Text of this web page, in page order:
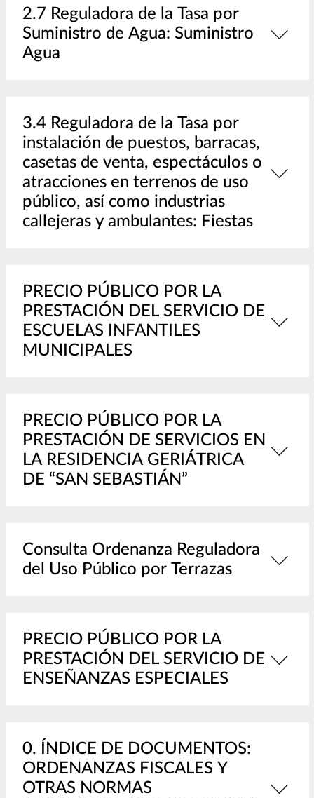
2.7 Reguladora de la Tasa por
Suministro de Agua: Suministro
Agua
3.4 Reguladora de la Tasa por
instalación de puestos, barracas,
casetas de venta, espectáculos o
atracciones en terrenos de uso
público, así como industrias
callejeras y ambulantes: Fiestas
PRECIO PÚBLICO POR LA
PRESTACIÓN DEL SERVICIO DE
ESCUELAS INFANTILES
MUNICIPALES
PRECIO PÚBLICO POR LA
PRESTACIÓN DE SERVICIOS EN
LA RESIDENCIA GERIÁTRICA
DE “SAN SEBASTIÁN”
Consulta Ordenanza Reguladora
del Uso Público por Terrazas
PRECIO PÚBLICO POR LA
PRESTACIÓN DEL SERVICIO DE
ENSEÑANZAS ESPECIALES
0. ÍNDICE DE DOCUMENTOS:
ORDENANZAS FISCALES Y
OTRAS NORMAS